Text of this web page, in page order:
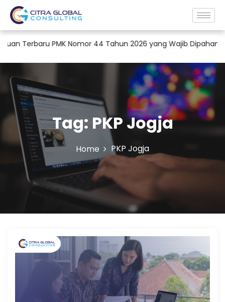
PMK Nomor 44 Tahun 2026 yang Wajib Dipahami
Tag: PKP Jogja
Home PKP Jogja